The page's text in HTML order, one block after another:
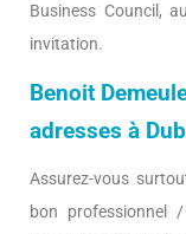
Business Council,
invitation.
Benoit
adresses à
Assurez-vous
bon professionnel